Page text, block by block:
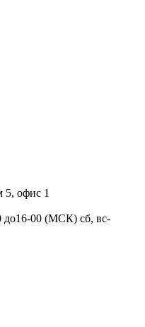
офис 1
до16-00 (МСК) сб, вс-